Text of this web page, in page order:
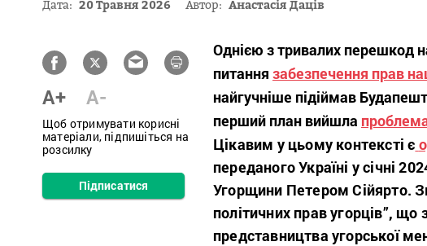
Дата: 20 Травня 2026 Автор: Анастасія Даців
A+ A-
Щоб отримувати корисні
матеріали, підпишіться на
розсилку
Підписатися
Однією з тривалих перешкод
питання забезпечення прав
найгучніше підіймав
перший план вийшла
Цікавим у цьому контексті є
переданого Україні у січні
Угорщини Петером Сійярто.
політичних прав угорців”,
представництва угорської